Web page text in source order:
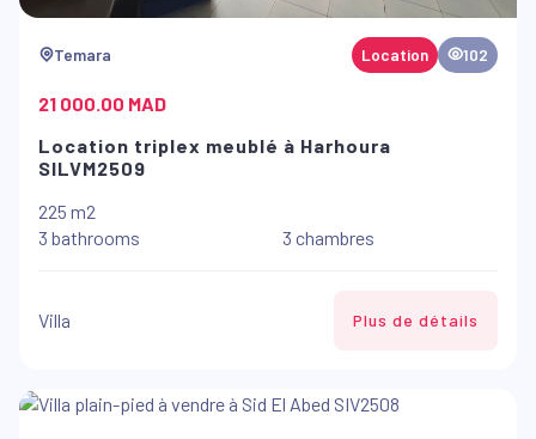
Temara Location 102
21 000.00 MAD
Location triplex meublé à Harhoura
SILVM2509
225 m2
3 bathrooms
3 chambres
Villa Plus de détails